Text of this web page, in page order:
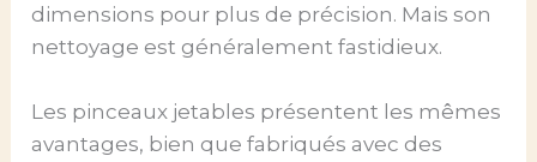
dimensions pour plus de précision. Mais son
nettoyage est généralement fastidieux.
Les pinceaux jetables présentent les mêmes
avantages, bien que fabriqués avec des